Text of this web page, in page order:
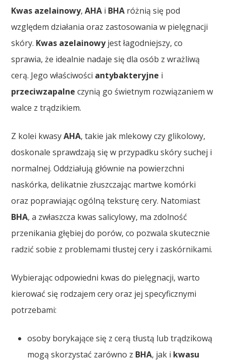
Kwas azelainowy,AHA i BHA różnią się pod
względem działania oraz zastosowania w pielęgnacji
skóry. Kwas azelainowyjest łagodniejszy, co
sprawia, że idealnie nadaje się dla osób z wrażliwą
cerą. Jego właściwości antybakteryjne i
przeciwzapalne czynią go świetnym rozwiązaniem w
walce z trądzikiem.
Z kolei kwasyAHA, takie jak mlekowy czy glikolowy,
doskonale sprawdzają się w przypadku skóry suchej i
normalnej. Oddziałują głównie na powierzchni
naskórka, delikatnie złuszczając martwe komórki
oraz poprawiając ogólną teksturę cery. Natomiast
BHA, a zwłaszcza kwas salicylowy, ma zdolność
przenikania głębiej do porów, co pozwala skutecznie
radzić sobie z problemami tłustej cery i zaskórnikami.
Wybierając odpowiedni kwas do pielęgnacji, warto
kierować się rodzajem cery oraz jej specyficznymi
potrzebami:
osoby borykające się z cerą tłustą lub trądzikową
mogą skorzystać zarówno z BHA, jak i kwasu